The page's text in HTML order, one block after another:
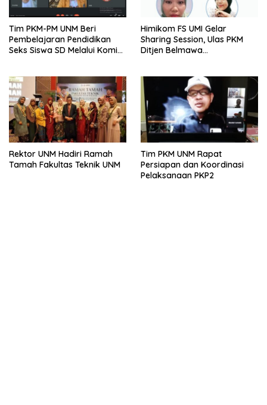
Tim PKM-PM UNM Beri
Pembelajaran Pendidikan
Seks Siswa SD Melalui Komik
Himikom FS UMI Gelar
Sharing Session, Ulas PKM
Ditjen Belmawa
Rektor UNM Hadiri Ramah
Tamah Fakultas Teknik UNM
Tim PKM UNM Rapat
Persiapan dan Koordinasi
Pelaksanaan PKP2